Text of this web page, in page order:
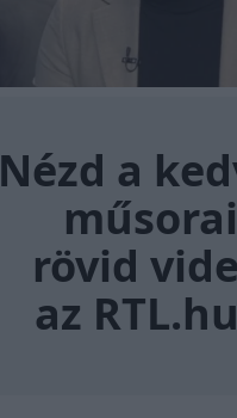
Nézd a
rövid
az